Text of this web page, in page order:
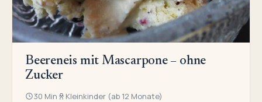
Beereneis mit Mascarpone – ohne
Zucker
30 Min Kleinkinder (ab 12 Monate)